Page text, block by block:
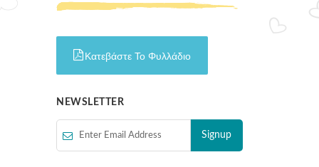
Κατεβάστε Το Φυλλάδιο
NEWSLETTER